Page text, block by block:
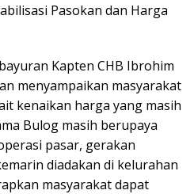
Pasokan dan Harga
Kapten CHB Ibrohim
menyampaikan masyarakat
kenaikan harga yang masih
Bulog masih berupaya
pasar, gerakan
diadakan di kelurahan
masyarakat dapat